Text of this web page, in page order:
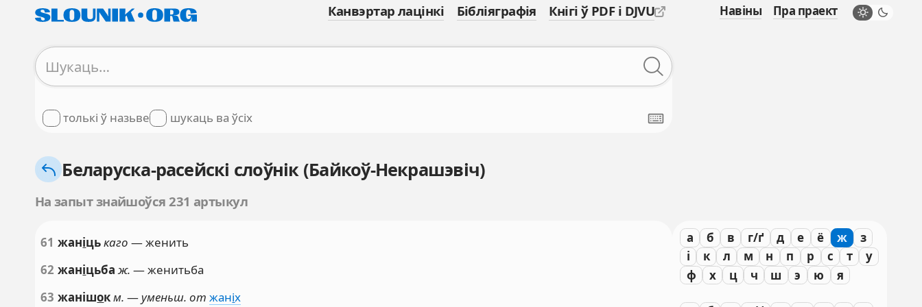
Канвэртар лацінкі Бібліяграфія Кнігі ў PDF і DJVU Навіны Пра праект
толькі ў назьве шукаць ва ўсіх
Беларуска-расейскі слоўнік (Байкоў-Некрашэвіч)
На запыт знайшоўся 231 артыкул
а б в г/ґ д е ё ж
з
і
к л м н п р с т
у
ф
х ц ч ш э ю я
61 жаніцькаго — женить
62 жаніцьба ж. — женитьба
63 жанішокм. —уменьш. от жаніх